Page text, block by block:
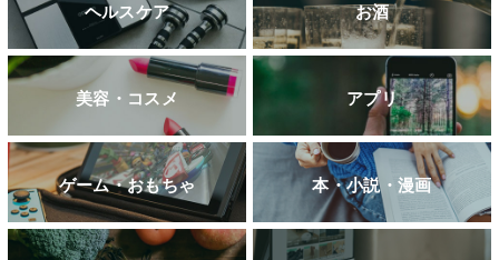
ヘルスケア お酒
美容・コスメ アプリ
ゲーム・おもちゃ 本・小説・漫画